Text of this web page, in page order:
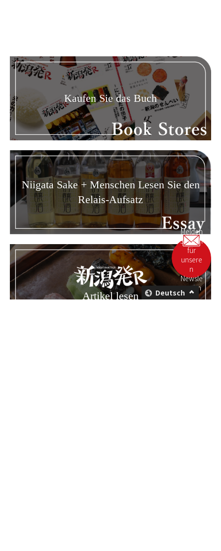
Kaufen Sie das Buch
Niigata Sake + Menschen Lesen Sie den
Relais-Aufsatz
Artikel lesen
Melden
Sie sich
für
unsere
n
Newsle
tter an
Deutsch